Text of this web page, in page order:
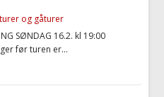
og gåturer
SØNDAG 16.2. kl 19:00
før turen er...